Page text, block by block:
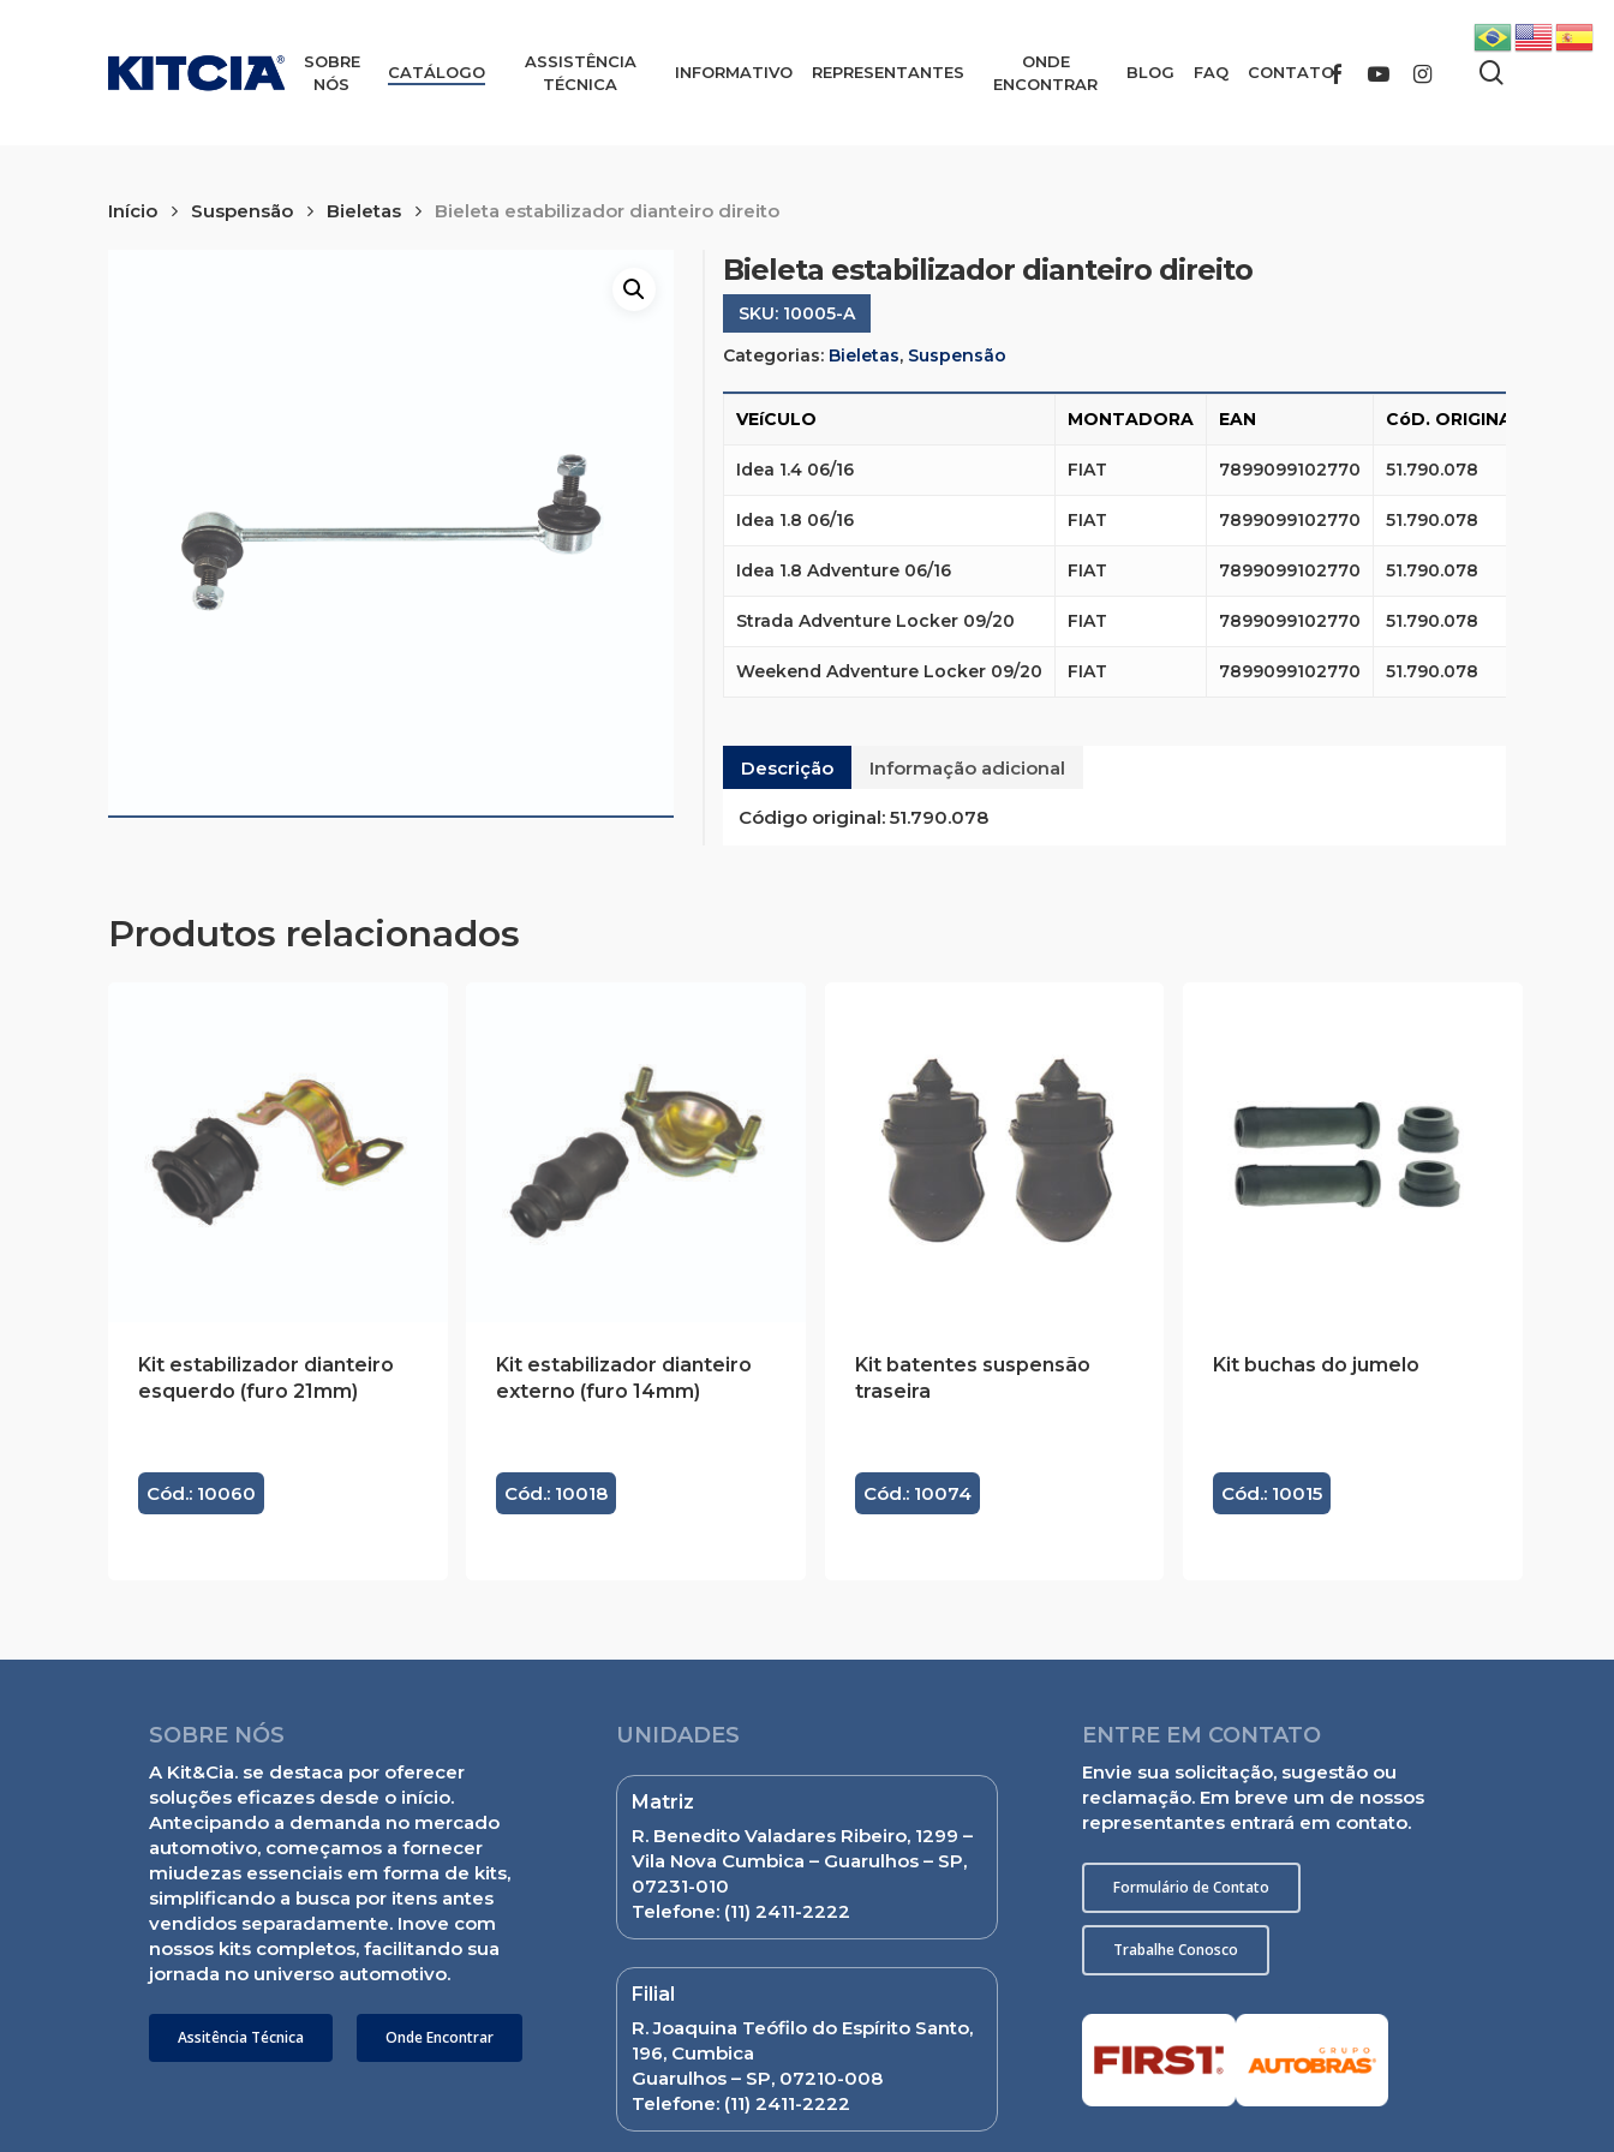
SOBRE
NÓS
CATÁLOGO
ASSISTÊNCIA
TÉCNICA
INFORMATIVO REPRESENTANTES
ONDE
ENCONTRAR
BLOG FAQ CONTATOFACEBOOKYOUTUBEINSTAGRAM
Início Suspensão Bieletas Bieleta estabilizador dianteiro direito
Bieleta estabilizador dianteiro direito
SKU: 10005-A
Categorias: Bieletas, Suspensão
VEíCULO MONTADORA EAN CóD. ORIGINAL
Idea 1.4 06/16 FIAT 7899099102770 51.790.078
Idea 1.8 06/16 FIAT 7899099102770 51.790.078
Idea 1.8 Adventure 06/16 FIAT 7899099102770 51.790.078
Strada Adventure Locker 09/20 FIAT 7899099102770 51.790.078
Weekend Adventure Locker 09/20 FIAT 7899099102770 51.790.078
Descrição Informação adicional
Código original:51.790.078
Produtos relacionados
Kit estabilizador dianteiro
esquerdo (furo 21mm)
Cód.: 10060
Kit estabilizador dianteiro
externo (furo 14mm)
Cód.: 10018
Kit batentes suspensão
traseira
Cód.: 10074
Kit buchas do jumelo
Cód.: 10015
SOBRE NÓS
A Kit&Cia. se destaca por oferecer
soluções eficazes desde o início.
Antecipando a demanda no mercado
automotivo, começamos a fornecer
miudezas essenciais em forma de kits,
simplificando a busca por itens antes
vendidos separadamente. Inove com
nossos kits completos, facilitando sua
jornada no universo automotivo.
Assitência Técnica Onde Encontrar
UNIDADES
Matriz
R. Benedito Valadares Ribeiro, 1299 –
Vila Nova Cumbica – Guarulhos – SP,
07231-010
Telefone: (11) 2411-2222
Filial
R. Joaquina Teófilo do Espírito Santo,
196, Cumbica
Guarulhos – SP, 07210-008
Telefone: (11) 2411-2222
ENTRE EM CONTATO
Envie sua solicitação, sugestão ou
reclamação. Em breve um de nossos
representantes entrará em contato.
Formulário de Contato
Trabalhe Conosco